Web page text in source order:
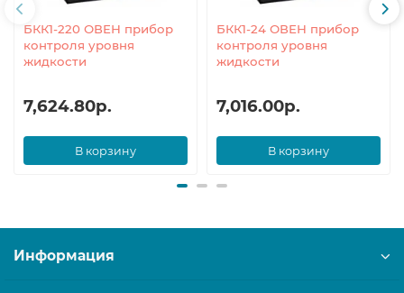
БКК1-220 ОВЕН прибор
контроля уровня
жидкости
7,624.80р.
В корзину
БКК1-24 ОВЕН прибор
контроля уровня
жидкости
7,016.00р.
В корзину
Информация